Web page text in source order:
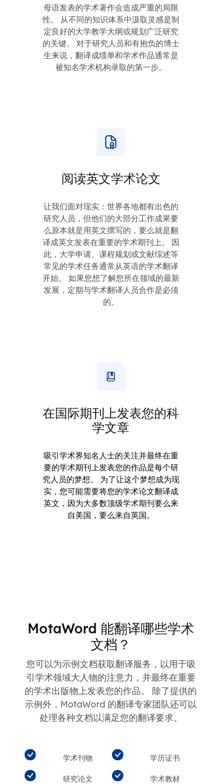
母语发表的学术著作会造成严重的局限
性。 从不同的知识体系中汲取灵感是制
定良好的大学教学大纲或规划广泛研究
的关键。 对于研究人员和有抱负的博士
生来说，翻译成绩单和学术作品通常是
被知名学术机构录取的第一步。
阅读英文学术论文
让我们面对现实：世界各地都有出色的
研究人员，但他们的大部分工作成果要
么原本就是用英文撰写的，要么就是翻
译成英文发表在重要的学术期刊上。 因
此，大学申请、课程规划或文献综述等
常见的学术任务通常从英语的学术翻译
开始。 如果您想了解您所在领域的最新
发展，定期与学术翻译人员合作是必须
的。
在国际期刊上发表您的科
学文章
吸引学术界知名人士的关注并最终在重
要的学术期刊上发表您的作品是每个研
究人员的梦想。 为了让这个梦想成为现
实，您可能需要将您的学术论文翻译成
英文，因为大多数顶级学术期刊要么来
自美国，要么来自英国。
MotaWord 能翻译哪些学术
文档？
您可以为示例文档获取翻译服务，以用于吸
引学术领域大人物的注意力，并最终在重要
的学术出版物上发表您的作品。 除了提供的
示例外，MotaWord 的翻译专家团队还可以
处理各种文档以满足您的翻译要求。
学术刊物
研究论文
学历证书
学术教材